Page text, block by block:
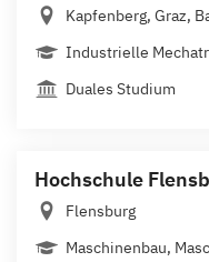
Kapfenberg, Graz,
Industrielle
Duales Studium
Hochschule
Flensburg
Maschinenbau,